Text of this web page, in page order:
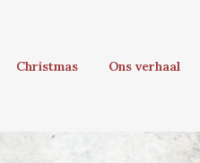
Christmas Ons verhaal